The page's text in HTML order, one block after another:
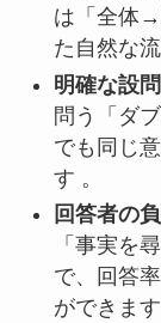
は「全体
た自然な
明確な設
問う「ダ
でも同じ
す 。
回答者の
「事実を
で、回答
ができます